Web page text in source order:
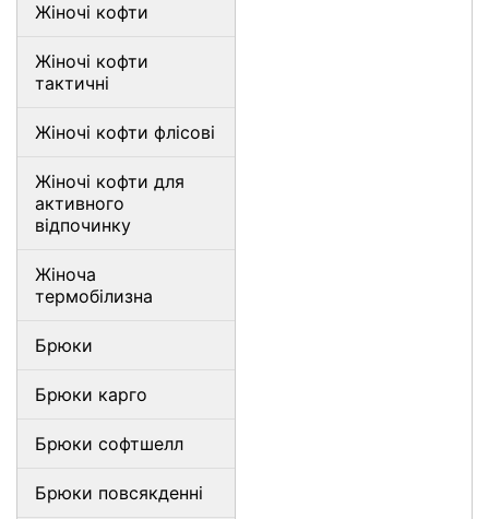
Жіночі кофти
Жіночі кофти
тактичні
Жіночі кофти флісові
Жіночі кофти для
активного
відпочинку
Жіноча
термобілизна
Брюки
Брюки карго
Брюки софтшелл
Брюки повсякденні